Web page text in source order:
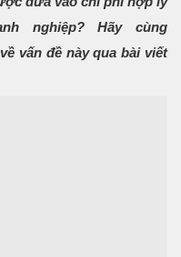
nghiệp? Hãy cùng
vấn đề này qua bài viết